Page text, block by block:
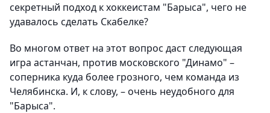
секретный подход к хоккеистам "Барыса", чего не
удавалось сделать Скабелке?
Во многом ответ на этот вопрос даст следующая
игра астанчан, против московского "Динамо" –
соперника куда более грозного, чем команда из
Челябинска. И, к слову, – очень неудобного для
"Барыса".